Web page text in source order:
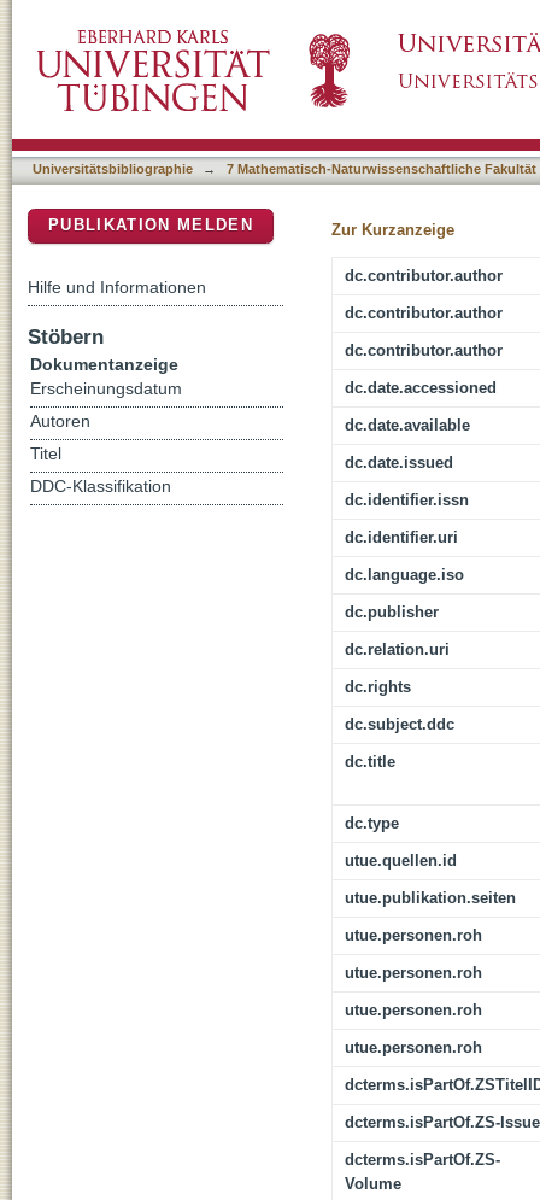
Universitätsbibliographie → 7 Mathematisch-Naturwissenschaftliche Fakultät
Zur Kurzanzeige
dc.contributor.author
dc.contributor.author
dc.contributor.author
dc.date.accessioned
dc.date.available
dc.date.issued
dc.identifier.issn
dc.identifier.uri
dc.language.iso
dc.publisher
dc.relation.uri
dc.rights
dc.subject.ddc
dc.title
dc.type
utue.quellen.id
utue.publikation.seiten
utue.personen.roh
utue.personen.roh
utue.personen.roh
utue.personen.roh
dcterms.isPartOf.ZS-Issue
dcterms.isPartOf.ZS-
Volume
PUBLIKATION MELDEN
Hilfe und Informationen
Stöbern
Dokumentanzeige
Erscheinungsdatum
Autoren
Titel
DDC-Klassifikation